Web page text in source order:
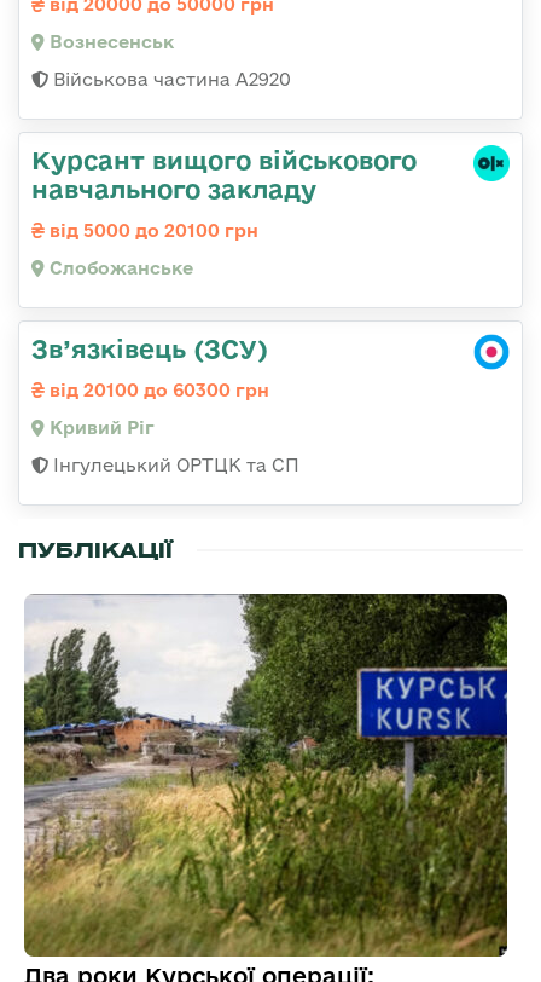
Вознесенськ
Військова частина А2920
Курсант вищого військового
навчального закладу
від 5000 до 20100 грн
Слобожанське
Зв’язківець (ЗСУ)
від 20100 до 60300 грн
Кривий Ріг
Інгулецький ОРТЦК та СП
ПУБЛІКАЦІЇ
Два роки Курської операції: